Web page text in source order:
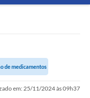
de medicamentos
em: 25/11/2024 às 09h37